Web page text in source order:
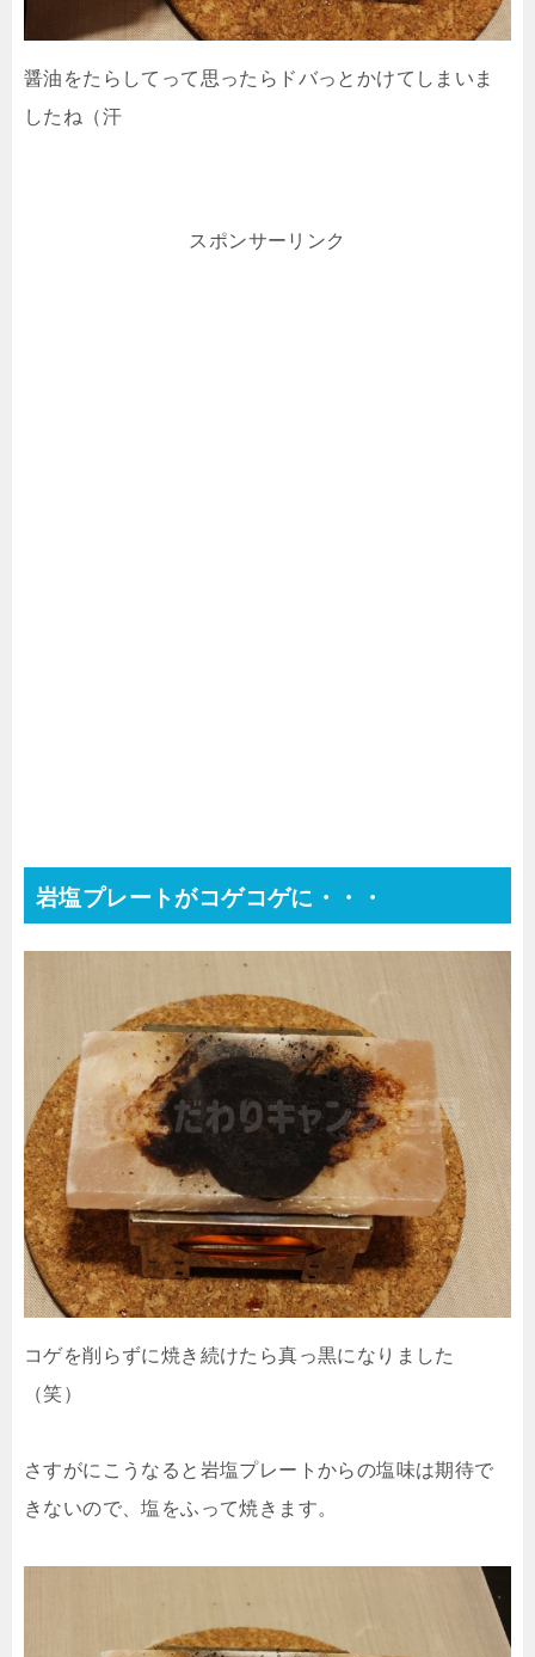
醤油をたらしてって思ったらドバっとかけてしまいま
したね（汗
スポンサーリンク
岩塩プレートがコゲコゲに・・・
コゲを削らずに焼き続けたら真っ黒になりました
（笑）
さすがにこうなると岩塩プレートからの塩味は期待で
きないので、塩をふって焼きます。